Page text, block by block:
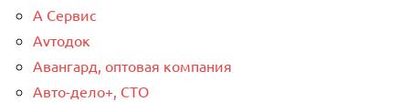
А Сервис
Аvтодок
Авангард, оптовая компания
Авто-дело+, СТО